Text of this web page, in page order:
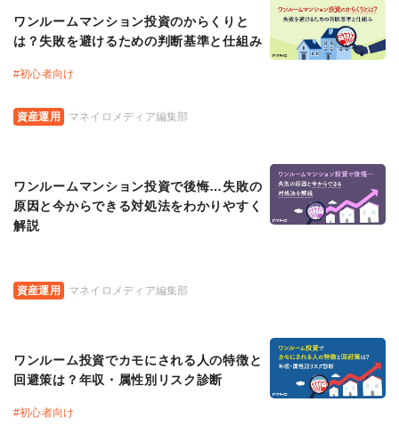
資産運用 マネイロメディア編集部
ワンルームマンション投資のからくりと
は？失敗を避けるための判断基準と仕組み
#初心者向け
資産運用 マネイロメディア編集部
ワンルームマンション投資で後悔…失敗の
原因と今からできる対処法をわかりやすく
解説
ワンルーム投資でカモにされる人の特徴と
回避策は？年収・属性別リスク診断
#初心者向け